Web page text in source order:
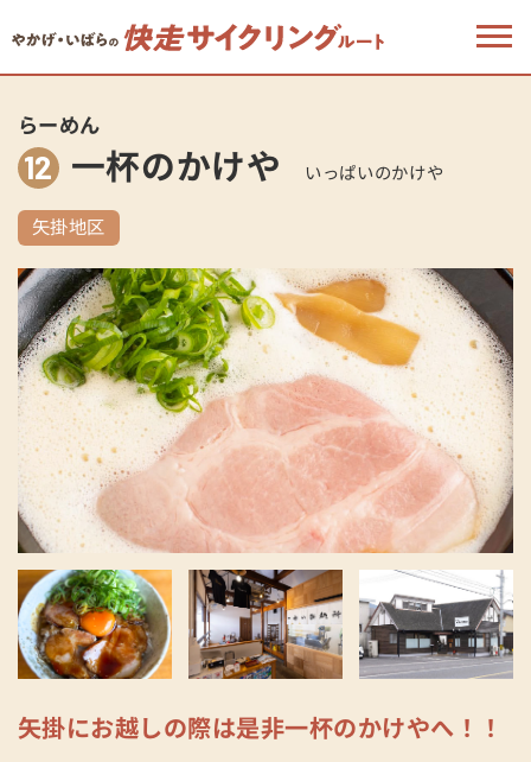
らーめん
12 一杯のかけや いっぱいのかけや
矢掛地区
矢掛にお越しの際は是非一杯のかけやへ！！